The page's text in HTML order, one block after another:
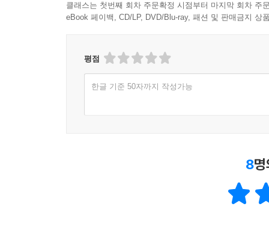
클래스는 첫번째 회차 주문확정 시점부터 마지막 회차 주
eBook 페이백, CD/LP, DVD/Blu-ray, 패션 및 판매금지 상
평점
한글 기준 50자까지 작성가능
8